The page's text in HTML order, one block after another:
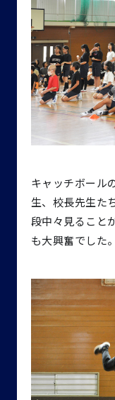
キャッチボール
生、校長先生た
段中々見ること
も大興奮でした。